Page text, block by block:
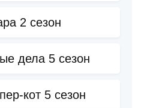
2 сезон
дела 5 сезон
кот 5 сезон